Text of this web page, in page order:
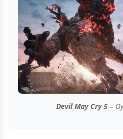
Devil May Cry 5–